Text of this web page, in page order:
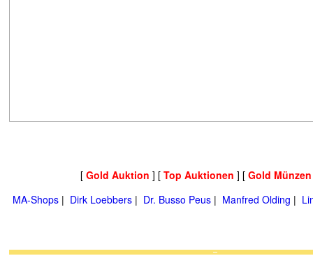
[ Gold Auktion ] [ Top Auktionen ] [ Gold
MA-Shops | Dirk Loebbers | Dr. Busso Peus | Manfred Olding |